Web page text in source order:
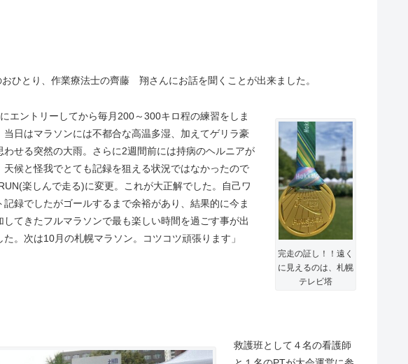
ひとり、作業療法士の齊藤 翔さんにお話を聞くことが出来ました。
完走の証し！！遠く
に見えるのは、札幌
テレビ塔
にエントリーしてから毎月200～300キロ程の練習をしま
当日はマラソンには不都合な高温多湿、加えてゲリラ豪
わせる突然の大雨。さらに2週間前には持病のヘルニアが
天候と怪我でとても記録を狙える状況ではなかったので
楽しんで走る)に変更。これが大正解でした。自己ワ
記録でしたがゴールするまで余裕があり、結果的に今ま
してきたフルマラソンで最も楽しい時間を過ごす事が出
た。次は10月の札幌マラソン。コツコツ頑張ります」
救護班として４名の看護師